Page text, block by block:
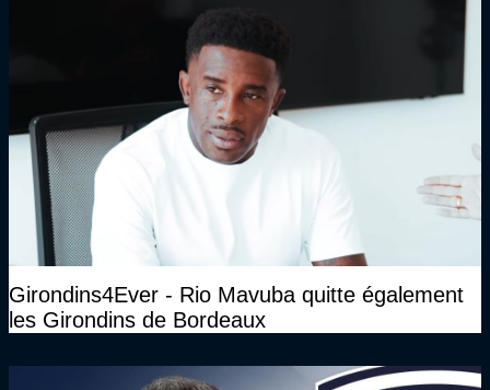
Girondins4Ever - Rio Mavuba quitte également
les Girondins de Bordeaux